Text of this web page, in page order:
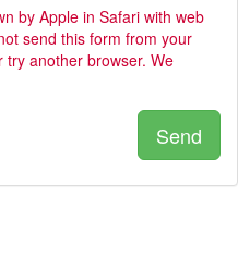
by Apple in Safari with web
send this form from your
try another browser. We
Send